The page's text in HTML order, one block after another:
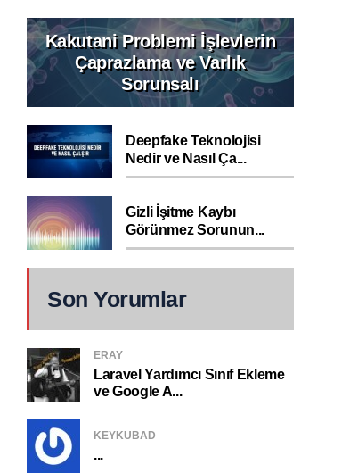
Kakutani Problemi İşlevlerin
Çaprazlama ve Varlık
Sorunsalı
Deepfake Teknolojisi
Nedir ve Nasıl Ça...
Gizli İşitme Kaybı
Görünmez Sorunun...
Son Yorumlar
ERAY
Laravel Yardımcı Sınıf Ekleme
ve Google A...
KEYKUBAD
...